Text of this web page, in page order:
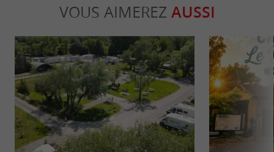
VOUS AIMEREZ AUSSI